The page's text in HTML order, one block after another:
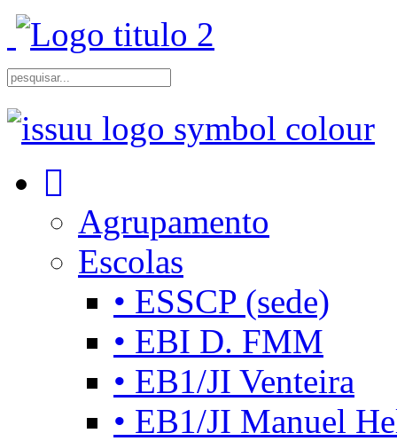
Agrupamento
Escolas
• ESSCP (sede)
• EBI D. FMM
• EB1/JI Venteira
• EB1/JI Manuel